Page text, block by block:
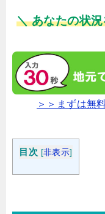
＼ あなたの状
＞＞まずは無
目次 [非表示]